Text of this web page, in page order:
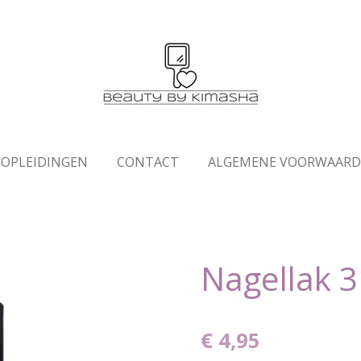
OPLEIDINGEN CONTACT ALGEMENE
Nagellak
€ 4,95